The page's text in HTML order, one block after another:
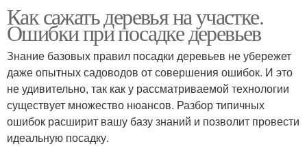
Как сажать деревья на участке.
Ошибки при посадке деревьев
Знание базовых правил посадки деревьев не убережет
даже опытных садоводов от совершения ошибок. И это
не удивительно, так как у рассматриваемой технологии
существует множество нюансов. Разбор типичных
ошибок расширит вашу базу знаний и позволит провести
идеальную посадку.